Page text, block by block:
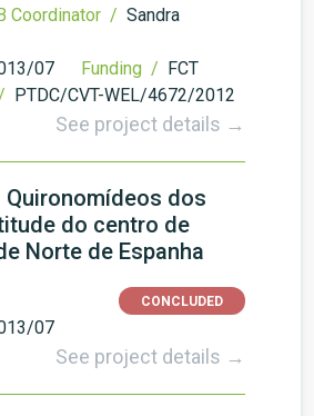
Coordinator / Sandra
07 Funding / FCT
PTDC/CVT-WEL/4672/2012
See project details →
Quironomídeos dos
do centro de
Norte de Espanha
CONCLUDED
07
See project details →